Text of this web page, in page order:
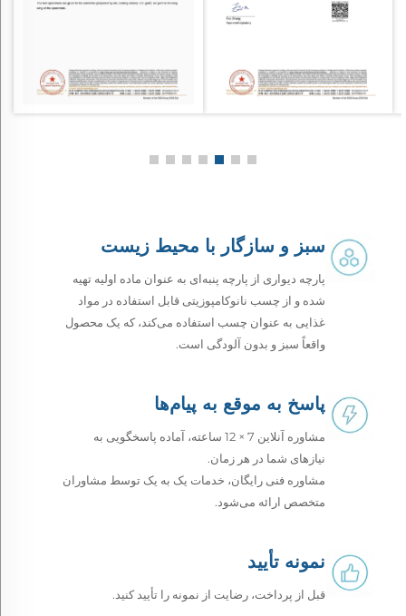
سبز و سازگار با محیط زیست
پارچه دیواری از پارچه پنبه‌ای به عنوان ماده اولیه تهیه
شده و از چسب نانوکامپوزیتی قابل استفاده در مواد
غذایی به عنوان چسب استفاده می‌کند، که یک محصول
واقعاً سبز و بدون آلودگی است.
پاسخ به موقع به پیام‌ها
مشاوره آنلاین 7 × 12 ساعته، آماده پاسخگویی به
نیازهای شما در هر زمان.
مشاوره فنی رایگان، خدمات یک به یک توسط مشاوران
متخصص ارائه می‌شود.
نمونه تأیید
قبل از پرداخت، رضایت از نمونه را تأیید کنید.